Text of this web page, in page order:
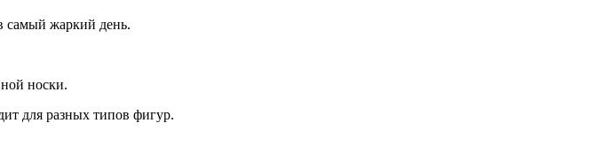
самый жаркий день.
носки.
для разных типов фигур.